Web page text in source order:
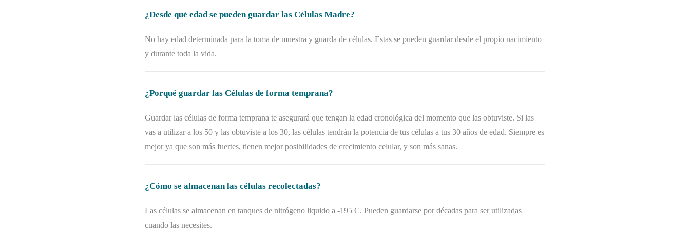
¿Desde qué edad se pueden guardar las Células Madre?
No hay edad determinada para la toma de muestra y guarda de células. Estas se pueden guardar desde el propio nacimiento
y durante toda la vida.
¿Porqué guardar las Células de forma temprana?
Guardar las células de forma temprana te asegurará que tengan la edad cronológica del momento que las obtuviste. Si las
vas a utilizar a los 50 y las obtuviste a los 30, las células tendrán la potencia de tus células a tus 30 años de edad. Siempre es
mejor ya que son más fuertes, tienen mejor posibilidades de crecimiento celular, y son más sanas.
¿Cómo se almacenan las células recolectadas?
Las células se almacenan en tanques de nitrógeno liquido a -195 C. Pueden guardarse por décadas para ser utilizadas
cuando las necesites.